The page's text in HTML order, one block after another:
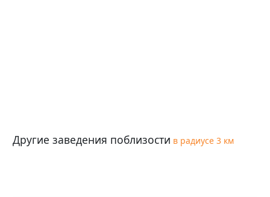
Другие заведения поблизости в радиусе 3 км